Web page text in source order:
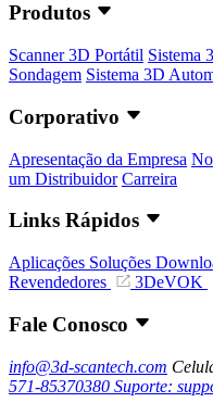
Produtos
Scanner 3D Portátil Sistema
Sondagem Sistema 3D
Corporativo
Apresentação da Empresa
um Distribuidor Carreira
Links Rápidos
Aplicações Soluções
Revendedores
3DeVOK
Fale Conosco
info@3d-scantech.com
571-85370380 Suporte: